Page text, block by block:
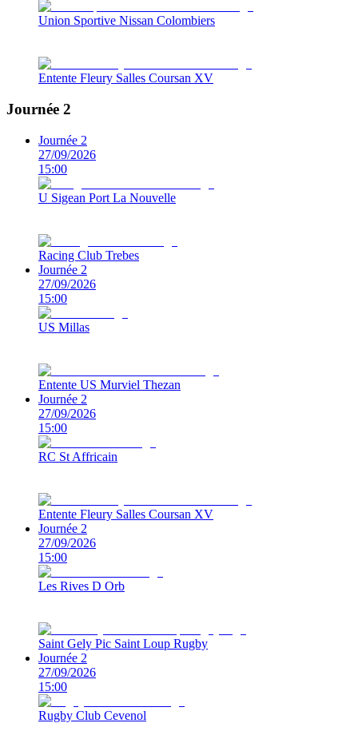
Union Sportive Nissan Colombiers
Entente Fleury Salles Coursan XV
Journée 2
Journée 2
27/09/2026
15:00
U Sigean Port La Nouvelle
Racing Club Trebes
Journée 2
27/09/2026
15:00
US Millas
Entente US Murviel Thezan
Journée 2
27/09/2026
15:00
RC St Affricain
Entente Fleury Salles Coursan XV
Journée 2
27/09/2026
15:00
Les Rives D Orb
Saint Gely Pic Saint Loup Rugby
Journée 2
27/09/2026
15:00
Rugby Club Cevenol